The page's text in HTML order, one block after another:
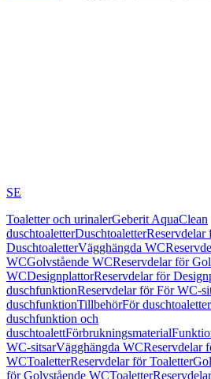
SE
Toaletter och urinalerGeberit AquaClean
duschtoaletterDuschtoaletterReservdelar
DuschtoaletterVägghängda WC
WCGolvstående WCReservdelar för
WCDesignplattorReservdelar för
duschfunktionReservdelar för För WC-
duschfunktionTillbehörFör duschtoaletter
duschfunktion och
duschtoalettFörbrukningsmaterial
WC-sitsarVägghängda WCReservdelar
WCToaletterReservdelar för Toaletter
för Golvstående WCToaletter